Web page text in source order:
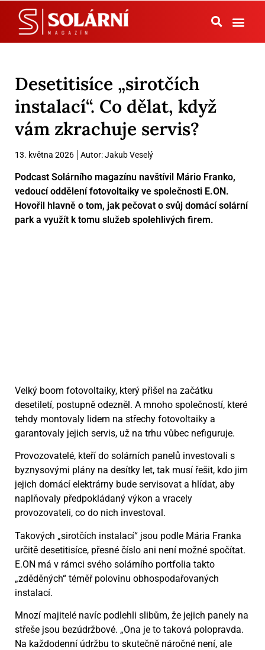
Desetitisíce „sirotčích
instalací“. Co dělat, když
vám zkrachuje servis?
13. května 2026 Autor:Jakub Veselý
Podcast Solárního magazínu navštívil Mário Franko,
vedoucí oddělení fotovoltaiky ve společnosti E.ON.
Hovořil hlavně o tom, jak pečovat o svůj domácí solární
park a využít k tomu služeb spolehlivých firem.
Velký boom fotovoltaiky, který přišel na začátku
desetiletí, postupně odezněl. A mnoho společností, které
tehdy montovaly lidem na střechy fotovoltaiky a
garantovaly jejich servis, už na trhu vůbec nefiguruje.
Provozovatelé, kteří do solárních panelů investovali s
byznysovými plány na desítky let, tak musí řešit, kdo jim
jejich domácí elektrárny bude servisovat a hlídat, aby
naplňovaly předpokládaný výkon a vracely
provozovateli, co do nich investoval.
Takových „sirotčích instalací“ jsou podle Mária Franka
určitě desetitisíce, přesné číslo ani není možné spočítat.
E.ON má v rámci svého solárního portfolia takto
„zděděných“ téměř polovinu obhospodařovaných
instalací.
Mnozí majitelé navíc podlehli slibům, že jejich panely na
střeše jsou bezúdržbové. „Ona je to taková polopravda.
Na každodenní údržbu to skutečně náročné není, ale